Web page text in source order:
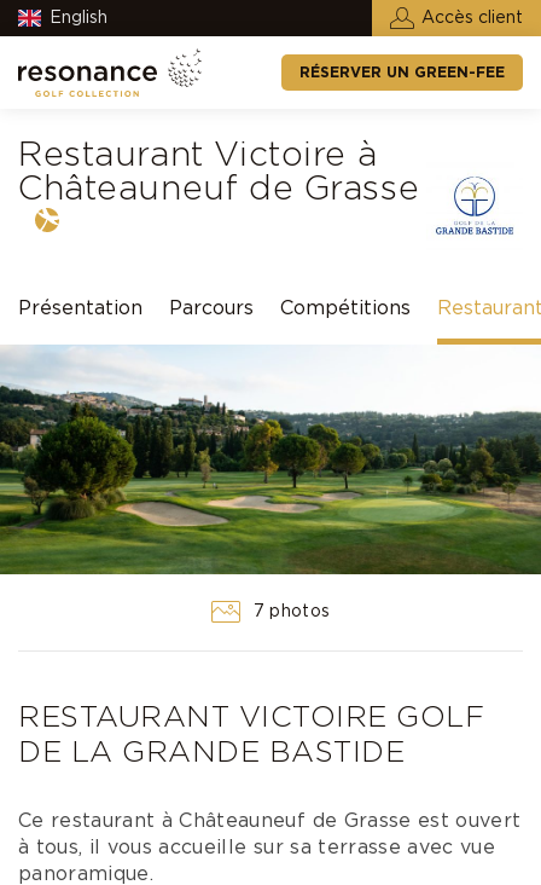
English Accès client
RÉSERVER UN GREEN-FEE
Restaurant Victoire à
Châteauneuf de Grasse
Présentation Parcours Compétitions
7 photos
RESTAURANT VICTOIRE GOLF
DE LA GRANDE BASTIDE
Ce restaurant à Châteauneuf de Grasse est ouvert
à tous, il vous accueille sur sa terrasse avec vue
panoramique.